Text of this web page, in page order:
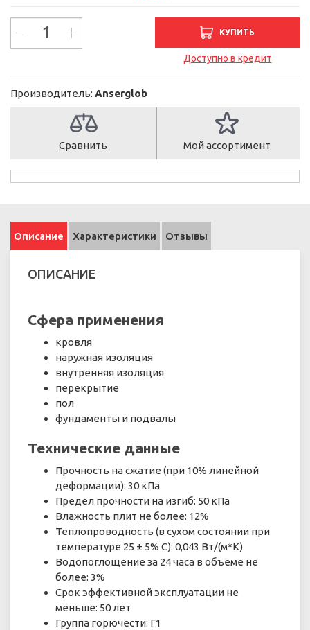
КУПИТЬ
Доступно в кредит
Производитель: Anserglob
Сравнить Мой ассортимент
Описание Характеристики Отзывы
ОПИСАНИЕ
Сфера применения
кровля
наружная изоляция
внутренняя изоляция
перекрытие
пол
фундаменты и подвалы
Технические данные
Прочность на сжатие (при 10% линейной
деформации): 30 кПа
Предел прочности на изгиб: 50 кПа
Влажность плит не более: 12%
Теплопроводность (в сухом состоянии при
температуре 25 ± 5% C): 0,043 Вт/(м*К)
Водопоглощение за 24 часа в объеме не
более: 3%
Срок эффективной эксплуатации не
меньше: 50 лет
Группа горючести: Г1